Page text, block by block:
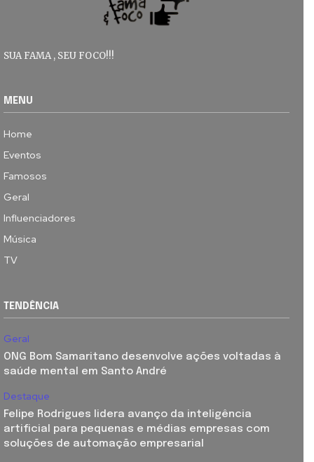
SUA FAMA , SEU FOCO!!!
MENU
Home
Eventos
Famosos
Geral
Influenciadores
Música
TV
TENDÊNCIA
Geral
ONG Bom Samaritano desenvolve ações voltadas à
saúde mental em Santo André
Destaque
Felipe Rodrigues lidera avanço da inteligência
artificial para pequenas e médias empresas com
soluções de automação empresarial